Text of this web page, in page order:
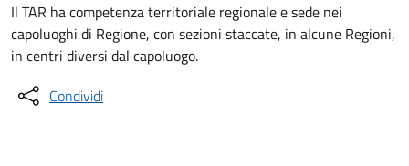
Il TAR ha competenza territoriale regionale e sede nei
capoluoghi di Regione, con sezioni staccate, in alcune Regioni,
in centri diversi dal capoluogo.
Condividi